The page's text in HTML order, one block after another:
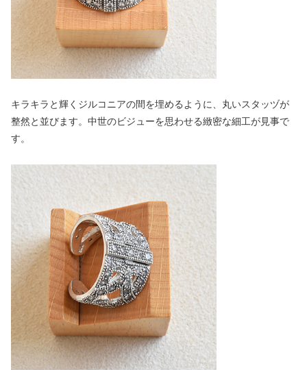
キラキラと輝くジルコニアの間を埋めるように、丸いスタッヅが
整然と並びます。中世のビジューを思わせる緻密な細工が見事で
す。